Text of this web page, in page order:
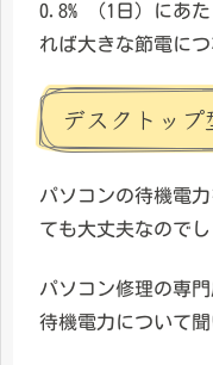
0.8% （1日）にあ
れば大きな節電につ
デスクトッ
パソコンの待機電
ても大丈夫なのでし
パソコン修理の専
待機電力について